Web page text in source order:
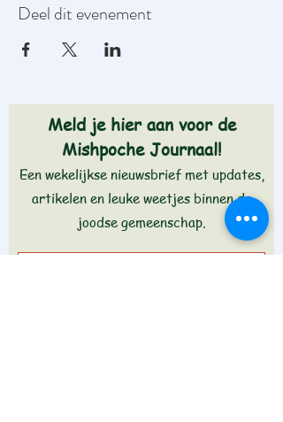
Deel dit evenement
Meld je hier aan voor de
Mishpoche Journaal!
Een wekelijkse nieuwsbrief met updates,
artikelen en leuke weetjes binnen de
joodse gemeenschap.